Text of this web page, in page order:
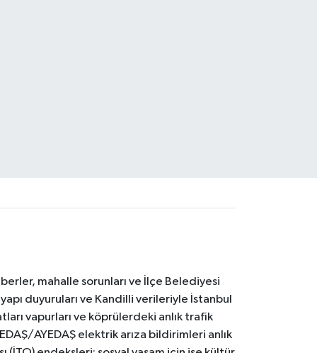
mahalle sorunları ve İlçe Belediyesi
duyuruları ve Kandilli verileriyle İstanbul
vapurları ve köprülerdeki anlık trafik
AYEDAŞ elektrik arıza bildirimleri anlık